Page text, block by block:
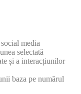
media
selectată
și a interacțiunilor
baza pe numărul